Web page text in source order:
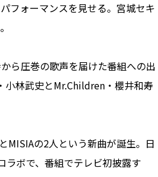
フォーマンスを見せる。宮城セキ
ら圧巻の歌声を届けた番組への出
小林武史とMr.Children・櫻井和寿
MISIAの2人という新曲が誕生。日
ラボで、番組でテレビ初披露す